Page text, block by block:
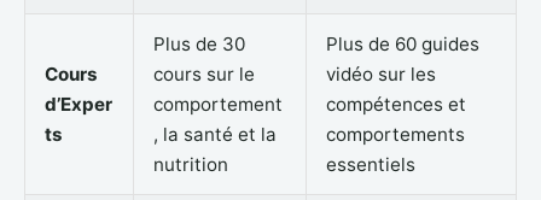
Cours
d’Exper
ts
Plus de 30
cours sur le
comportement
, la santé et la
nutrition
Plus de 60 guides
vidéo sur les
compétences et
comportements
essentiels